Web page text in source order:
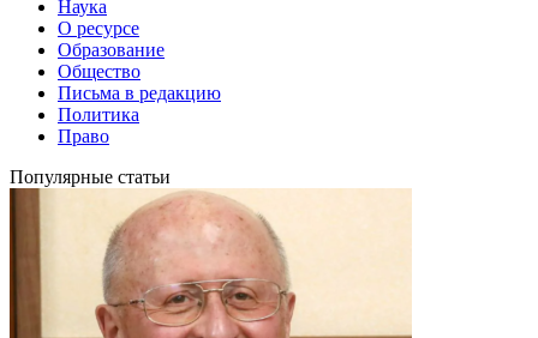
Наука
О ресурсе
Образование
Общество
Письма в редакцию
Политика
Право
Популярные статьи